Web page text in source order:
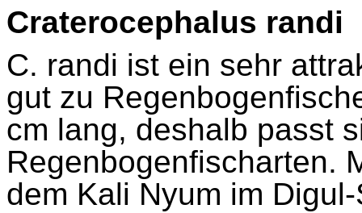
Craterocephalus randi
C. randi ist ein sehr
gut zu
cm lang, deshalb passt
Regenbogenfischarten.
dem Kali Nyum im Digul